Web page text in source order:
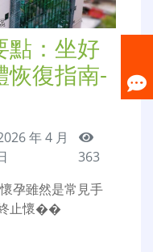
點：坐好
恢復指南-
年 4 月
363
孕雖然是常見手
終止懷��